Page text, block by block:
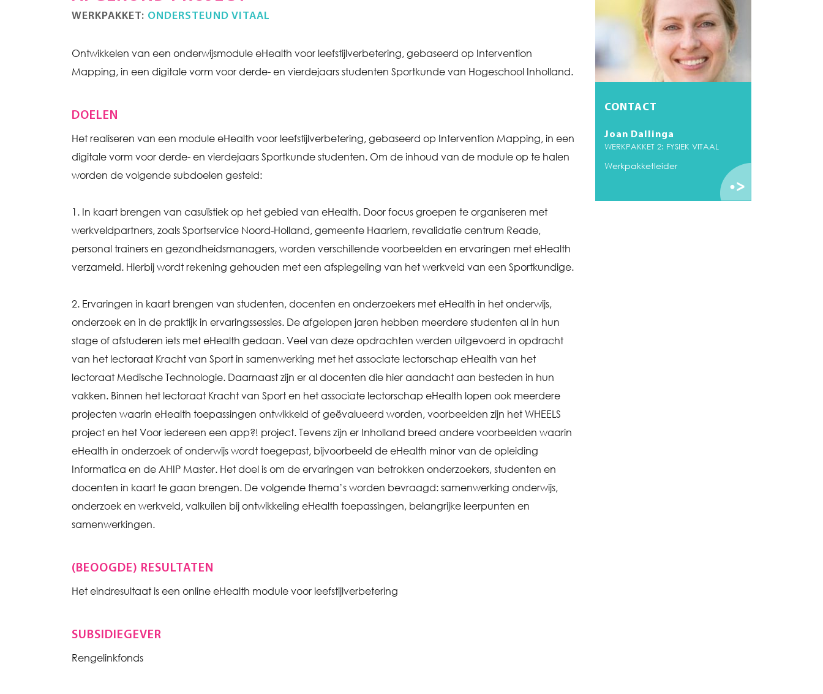
WERKPAKKET: ONDERSTEUND VITAAL
Ontwikkelen van een onderwijsmodule eHealth voor leefstijlverbetering, gebaseerd op Intervention
Mapping, in een digitale vorm voor derde- en vierdejaars studenten Sportkunde van Hogeschool Inholland.
DOELEN
Het realiseren van een module eHealth voor leefstijlverbetering, gebaseerd op Intervention Mapping, in een
digitale vorm voor derde- en vierdejaars Sportkunde studenten. Om de inhoud van de module op te halen
worden de volgende subdoelen gesteld:
1. In kaart brengen van casuïstiek op het gebied van eHealth. Door focus groepen te organiseren met
werkveldpartners, zoals Sportservice Noord-Holland, gemeente Haarlem, revalidatie centrum Reade,
personal trainers en gezondheidsmanagers, worden verschillende voorbeelden en ervaringen met eHealth
verzameld. Hierbij wordt rekening gehouden met een afspiegeling van het werkveld van een Sportkundige.
2. Ervaringen in kaart brengen van studenten, docenten en onderzoekers met eHealth in het onderwijs,
onderzoek en in de praktijk in ervaringssessies. De afgelopen jaren hebben meerdere studenten al in hun
stage of afstuderen iets met eHealth gedaan. Veel van deze opdrachten werden uitgevoerd in opdracht
van het lectoraat Kracht van Sport in samenwerking met het associate lectorschap eHealth van het
lectoraat Medische Technologie. Daarnaast zijn er al docenten die hier aandacht aan besteden in hun
vakken. Binnen het lectoraat Kracht van Sport en het associate lectorschap eHealth lopen ook meerdere
projecten waarin eHealth toepassingen ontwikkeld of geëvalueerd worden, voorbeelden zijn het WHEELS
project en het Voor iedereen een app?! project. Tevens zijn er Inholland breed andere voorbeelden waarin
eHealth in onderzoek of onderwijs wordt toegepast, bijvoorbeeld de eHealth minor van de opleiding
Informatica en de AHIP Master. Het doel is om de ervaringen van betrokken onderzoekers, studenten en
docenten in kaart te gaan brengen. De volgende thema’s worden bevraagd: samenwerking onderwijs,
onderzoek en werkveld, valkuilen bij ontwikkeling eHealth toepassingen, belangrijke leerpunten en
samenwerkingen.
(BEOOGDE) RESULTATEN
Het eindresultaat is een online eHealth module voor leefstijlverbetering
SUBSIDIEGEVER
Rengelinkfonds
CONTACT
Joan Dallinga
WERKPAKKET 2: FYSIEK VITAAL
Werkpakketleider